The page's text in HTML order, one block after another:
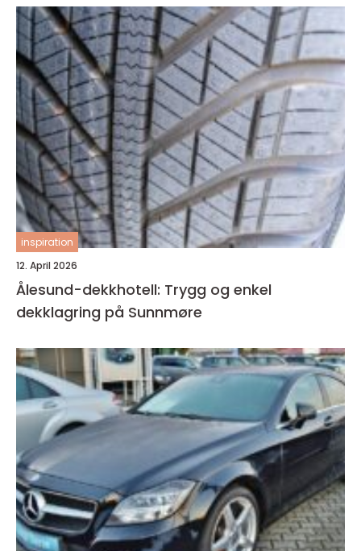
inspiration
12. April 2026
Ålesund-dekkhotell: Trygg og enkel
dekklagring på Sunnmøre